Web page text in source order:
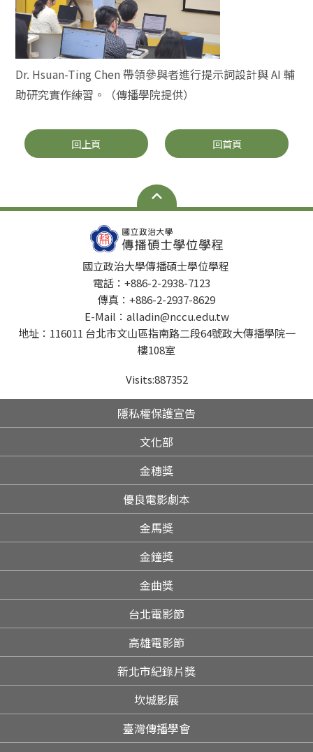
Dr. Hsuan-Ting Chen 帶領參與者進行提示詞設計與 AI 輔
助研究實作練習。（傳播學院提供）
回上頁 回首頁
國立政治大學傳播碩士學位學程
電話：+886-2-2938-7123
傳真：+886-2-2937-8629
E-Mail：alladin@nccu.edu.tw
地址：116011 台北市文山區指南路二段64號政大傳播學院一
樓108室
Visits:887352
隱私權保護宣告
文化部
金穗獎
優良電影劇本
金馬獎
金鐘獎
金曲獎
台北電影節
高雄電影節
新北市紀錄片獎
坎城影展
臺灣傳播學會